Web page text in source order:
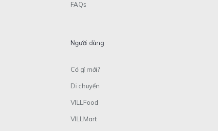
FAQs
Người dùng
Có gì mới?
Di chuyển
VILLFood
VILLMart